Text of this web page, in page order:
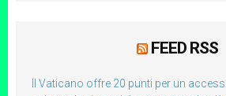
FEED RSS
Il Vaticano offre 20 punti per un